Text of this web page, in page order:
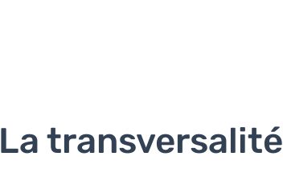
La transversalité